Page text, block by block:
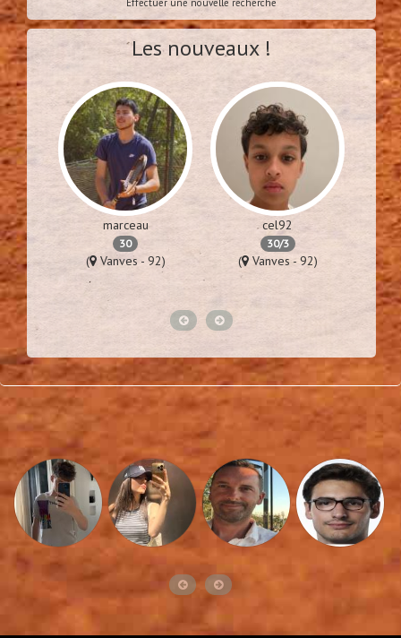
Effectuer une nouvelle recherche
Les nouveaux !
marceau
30
( Vanves - 92)
cel92
30/3
( Vanves - 92)